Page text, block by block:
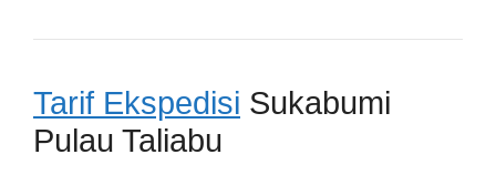
Tarif Ekspedisi Sukabumi
Pulau Taliabu